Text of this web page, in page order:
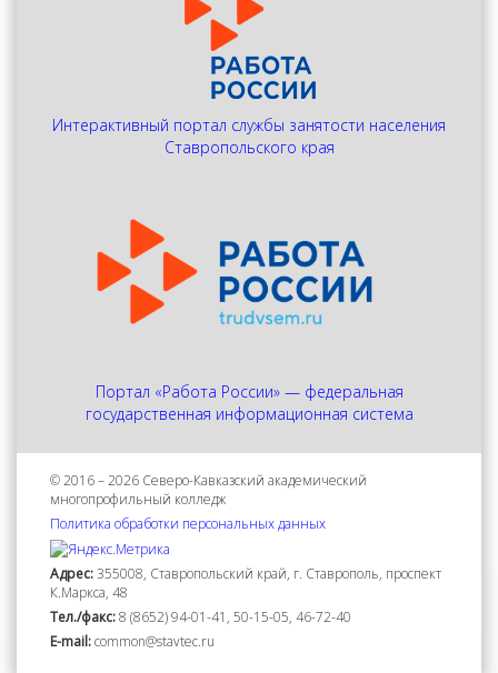
Интерактивный портал службы занятости населения
Ставропольского края
Портал «Работа России» — федеральная
государственная информационная система
© 2016 – 2026 Северо-Кавказский академический
многопрофильный колледж
Политика обработки персональных данных
Адрес:355008, Ставропольский край, г. Ставрополь, проспект
К.Маркса, 48
Тел./факс:8 (8652) 94-01-41, 50-15-05, 46-72-40
Е-mail:common@stavtec.ru